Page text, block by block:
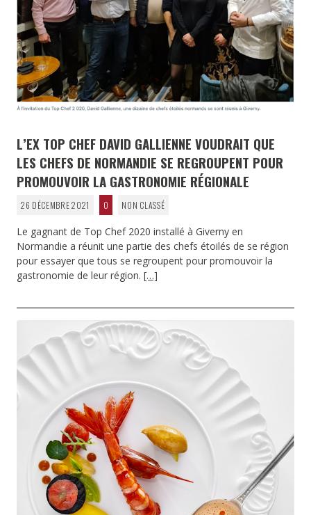
L’EX TOP CHEF DAVID GALLIENNE VOUDRAIT QUE
LES CHEFS DE NORMANDIE SE REGROUPENT POUR
PROMOUVOIR LA GASTRONOMIE RÉGIONALE
26 DÉCEMBRE 2021 0 NON CLASSÉ
Le gagnant de Top Chef 2020 installé à Giverny en
Normandie a réunit une partie des chefs étoilés de se région
pour essayer que tous se regroupent pour promouvoir la
gastronomie de leur région. […]